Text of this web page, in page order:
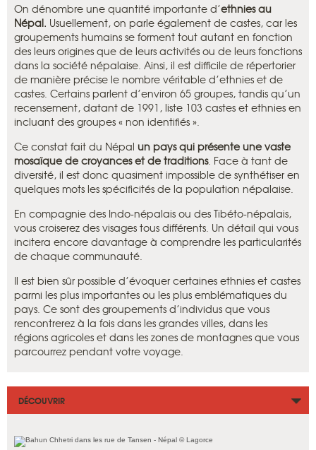
On dénombre une quantité importante d’ethnies au
Népal. Usuellement, on parle également de castes, car les
groupements humains se forment tout autant en fonction
des leurs origines que de leurs activités ou de leurs fonctions
dans la société népalaise. Ainsi, il est difficile de répertorier
de manière précise le nombre véritable d’ethnies et de
castes. Certains parlent d’environ 65 groupes, tandis qu’un
recensement, datant de 1991, liste 103 castes et ethnies en
incluant des groupes « non identifiés ».
Ce constat fait du Népal un pays qui présente une vaste
mosaïque de croyances et de traditions. Face à tant de
diversité, il est donc quasiment impossible de synthétiser en
quelques mots les spécificités de la population népalaise.
En compagnie des Indo-népalais ou des Tibéto-népalais,
vous croiserez des visages tous différents. Un détail qui vous
incitera encore davantage à comprendre les particularités
de chaque communauté.
Il est bien sûr possible d’évoquer certaines ethnies et castes
parmi les plus importantes ou les plus emblématiques du
pays. Ce sont des groupements d’individus que vous
rencontrerez à la fois dans les grandes villes, dans les
régions agricoles et dans les zones de montagnes que vous
parcourrez pendant votre voyage.
DÉCOUVRIR